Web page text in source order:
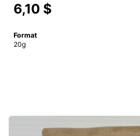
6,10 $
Format
20g